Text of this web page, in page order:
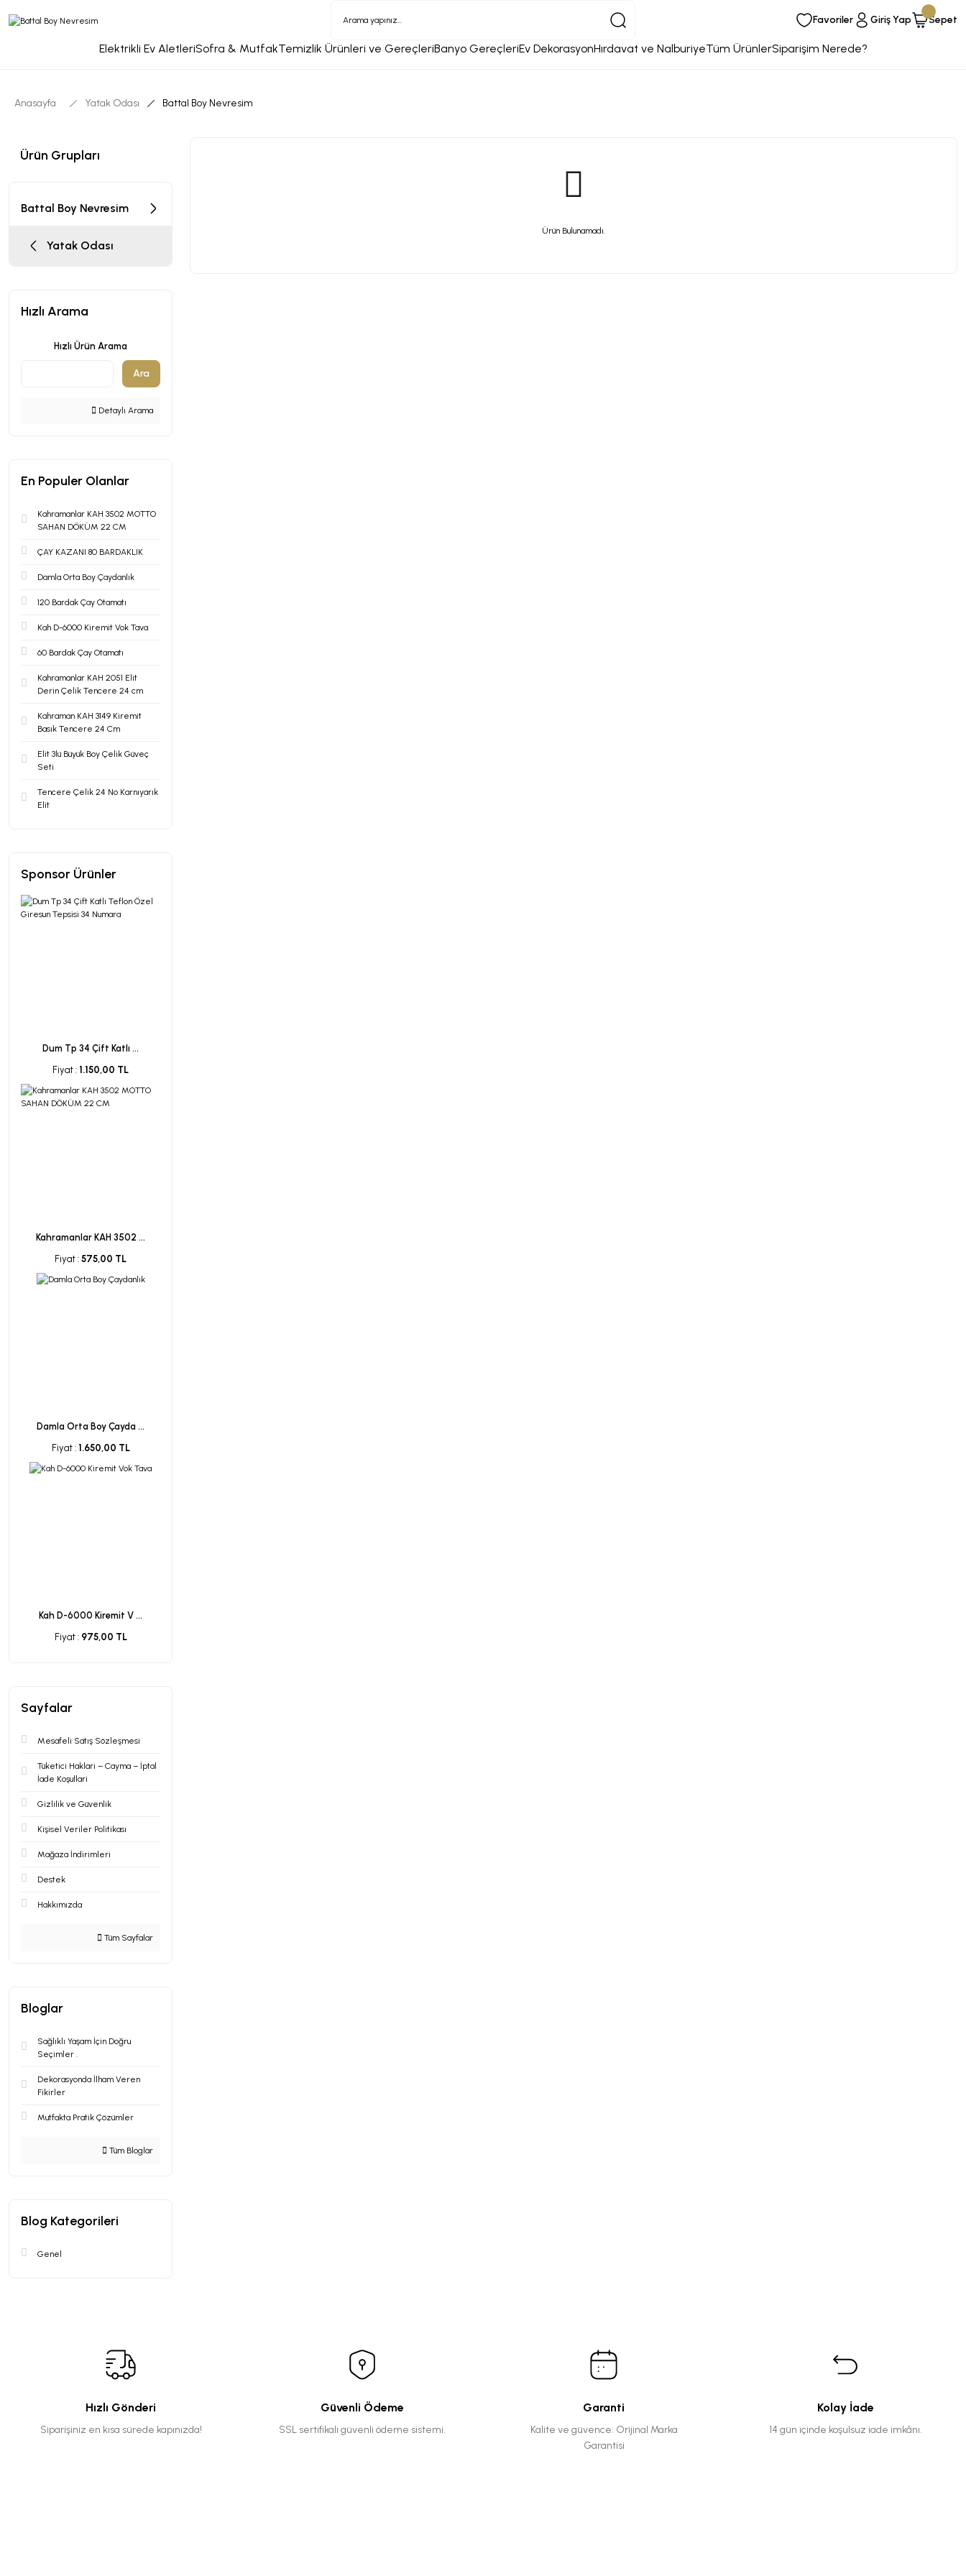
Favoriler Giriş Yap Sepet
Elektrikli Ev AletleriSofra & MutfakTemizlik Ürünleri ve GereçleriBanyo GereçleriEv DekorasyonHırdavat ve NalburiyeTüm ÜrünlerSiparişim Nerede?
Anasayfa Yatak Odası Battal Boy Nevresim
Ürün Grupları
Battal Boy Nevresim
Yatak Odası
Hızlı Arama
Hızlı Ürün Arama
Ara
Detaylı Arama
En Populer Olanlar
Kahramanlar KAH 3502 MOTTO
SAHAN DÖKÜM 22 CM
ÇAY KAZANI 80 BARDAKLIK
Damla Orta Boy Çaydanlık
120 Bardak Çay Otamatı
Kah D-6000 Kiremit Vok Tava
60 Bardak Çay Otamatı
Kahramanlar KAH 2051 Elit
Derin Çelik Tencere 24 cm
Kahraman KAH 3149 Kiremit
Basık Tencere 24 Cm
Elit 3lü Büyük Boy Çelik Güveç
Seti
Tencere Çelik 24 No Karnıyarık
Elit
Sponsor Ürünler
Dum Tp 34 Çift Katlı ...
Fiyat : 1.150,00 TL
Kahramanlar KAH 3502 ...
Fiyat : 575,00 TL
Damla Orta Boy Çayda ...
Fiyat : 1.650,00 TL
Kah D-6000 Kiremit V ...
Fiyat : 975,00 TL
Sayfalar
Mesafeli Satış Sözleşmesi
Tüketici Haklari – Cayma – İptal
İade Koşullari
Gizlilik ve Güvenlik
Kişisel Veriler Politikası
Mağaza İndirimleri
Destek
Hakkımızda
Tüm Sayfalar
Bloglar
Sağlıklı Yaşam İçin Doğru
Seçimler .
Dekorasyonda İlham Veren
Fikirler
Mutfakta Pratik Çözümler
Tüm Bloglar
Blog Kategorileri
Genel
Ürün Bulunamadı.
Hızlı Gönderi
Siparişiniz en kısa sürede kapınızda!
Güvenli Ödeme
SSL sertifikalı güvenli ödeme sistemi.
Garanti
Kalite ve güvence: Orijinal Marka
Garantisi
Kolay İade
14 gün içinde koşulsuz iade imkânı.